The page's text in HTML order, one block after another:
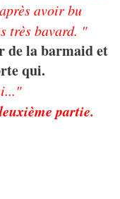
avoir bu
très bavard. "
de la barmaid et
qui.
partie.